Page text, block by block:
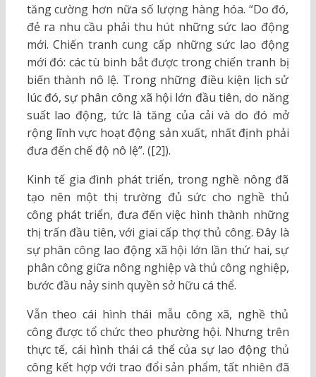
tăng cường hơn nữa số lượng hàng hóa. “Do đó,
đẻ ra nhu cầu phải thu hút những sức lao động
mới. Chiến tranh cung cấp những sức lao động
mới đó: các tù binh bắt được trong chiến tranh bị
biến thành nô lệ. Trong những điều kiện lịch sử
lúc đó, sự phân công xã hội lớn đầu tiên, do năng
suất lao động, tức là tăng của cải và do đó mở
rộng lĩnh vực hoạt động sản xuất, nhất định phải
đưa đến chế độ nô lệ”. ([2]).
Kinh tế gia đình phát triển, trong nghề nông đã
tạo nên một thị trường đủ sức cho nghề thủ
công phát triển, đưa đến việc hình thành những
thị trấn đầu tiên, với giai cấp thợ thủ công. Đây là
sự phân công lao động xã hội lớn lần thứ hai, sự
phân công giữa nông nghiệp và thủ công nghiệp,
bước đầu nảy sinh quyền sở hữu cá thể.
Vẫn theo cái hình thái mẫu công xã, nghề thủ
công được tổ chức theo phường hội. Nhưng trên
thực tế, cái hình thái cá thể của sự lao động thủ
công kết hợp với trao đổi sản phẩm, tất nhiên đã